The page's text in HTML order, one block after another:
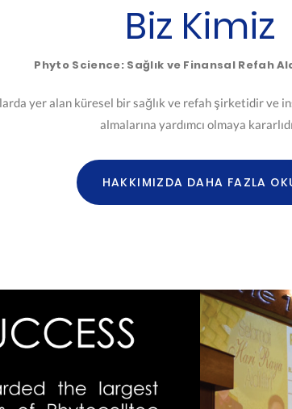
Biz Kimiz
Phyto Science: Sağlık ve Finansal Refah
yer alan küresel bir sağlık ve refah şirketidir ve
almalarına yardımcı olmaya
HAKKIMIZDA DAHA FAZLA